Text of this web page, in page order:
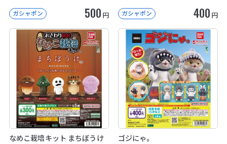
ガシャポン 500 円 ガシャポン 400 円
なめこ栽培キット まちぼうけ ゴジにゃ。